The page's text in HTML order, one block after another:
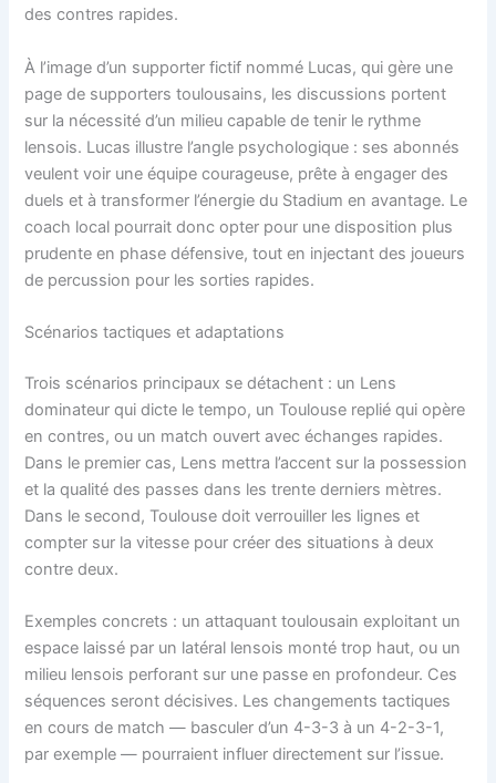
des contres rapides.
À l’image d’un supporter fictif nommé Lucas, qui gère une
page de supporters toulousains, les discussions portent
sur la nécessité d’un milieu capable de tenir le rythme
lensois. Lucas illustre l’angle psychologique : ses abonnés
veulent voir une équipe courageuse, prête à engager des
duels et à transformer l’énergie du Stadium en avantage. Le
coach local pourrait donc opter pour une disposition plus
prudente en phase défensive, tout en injectant des joueurs
de percussion pour les sorties rapides.
Scénarios tactiques et adaptations
Trois scénarios principaux se détachent : un Lens
dominateur qui dicte le tempo, un Toulouse replié qui opère
en contres, ou un match ouvert avec échanges rapides.
Dans le premier cas, Lens mettra l’accent sur la possession
et la qualité des passes dans les trente derniers mètres.
Dans le second, Toulouse doit verrouiller les lignes et
compter sur la vitesse pour créer des situations à deux
contre deux.
Exemples concrets : un attaquant toulousain exploitant un
espace laissé par un latéral lensois monté trop haut, ou un
milieu lensois perforant sur une passe en profondeur. Ces
séquences seront décisives. Les changements tactiques
en cours de match — basculer d’un 4-3-3 à un 4-2-3-1,
par exemple — pourraient influer directement sur l’issue.